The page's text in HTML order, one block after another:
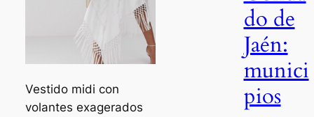
Vestido midi con
volantes exagerados
do de
Jaén:
munici
pios